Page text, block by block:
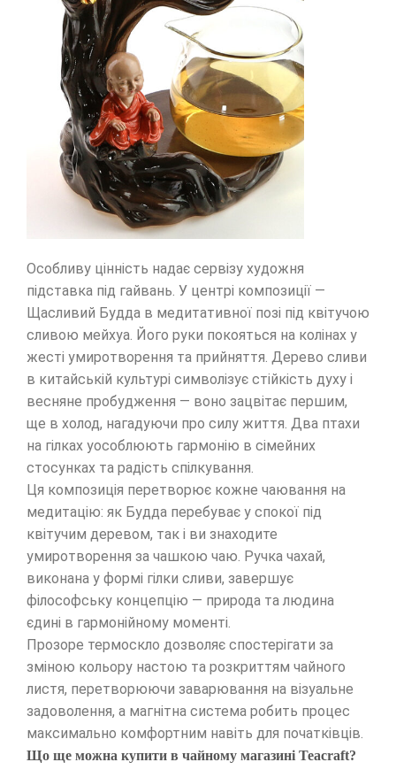
Особливу цінність надає сервізу художня
підставка під гайвань. У центрі композиції —
Щасливий Будда в медитативної позі під квітучою
сливою мейхуа. Його руки покояться на колінах у
жесті умиротворення та прийняття. Дерево сливи
в китайській культурі символізує стійкість духу і
весняне пробудження — воно зацвітає першим,
ще в холод, нагадуючи про силу життя. Два птахи
на гілках уособлюють гармонію в сімейних
стосунках та радість спілкування.
Ця композиція перетворює кожне чаювання на
медитацію: як Будда перебуває у спокої під
квітучим деревом, так і ви знаходите
умиротворення за чашкою чаю. Ручка чахай,
виконана у формі гілки сливи, завершує
філософську концепцію — природа та людина
єдині в гармонійному моменті.
Прозоре термоскло дозволяє спостерігати за
зміною кольору настою та розкриттям чайного
листя, перетворюючи заварювання на візуальне
задоволення, а магнітна система робить процес
максимально комфортним навіть для початківців.
Що ще можна купити в чайному магазині Teacraft?